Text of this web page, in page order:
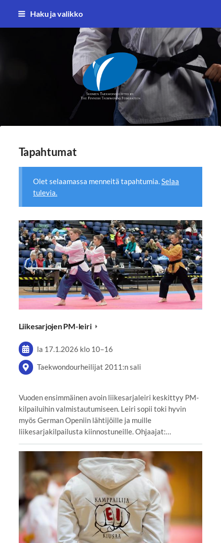
Siirry
Haku ja valikko
Suomen Taekwondoliitto ry
Tapahtumat
Olet selaamassa menneitä tapahtumia.Selaa
tulevia.
Liikesarjojen PM-leiri
la 17.1.2026 klo 10–16
Taekwondourheilijat 2011:n sali
Vuoden ensimmäinen avoin liikesarjaleiri keskittyy PM-
kilpailuihin valmistautumiseen. Leiri sopii toki hyvin
myös German Openiin lähtijöille ja muille
liikesarjakilpailusta kiinnostuneille. Ohjaajat:…